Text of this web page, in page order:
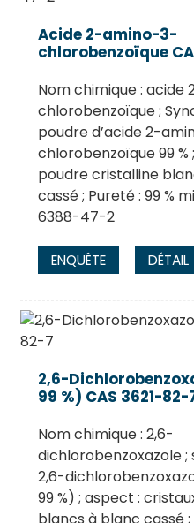
Acide 2-amino-3-
chlorobenzoïque
Nom chimique :
chlorobenzoïque ;
poudre d’acide 2-
chlorobenzoïque 99 %
poudre cristalline
cassé ; Pureté : 99 %
6388-47-2
ENQUÊTE DÉTAIL
2,6-
99 %) CAS 3621-82-
Nom chimique : 2,6-
dichlorobenzoxazole ;
2,6-
99 %) ; aspect :